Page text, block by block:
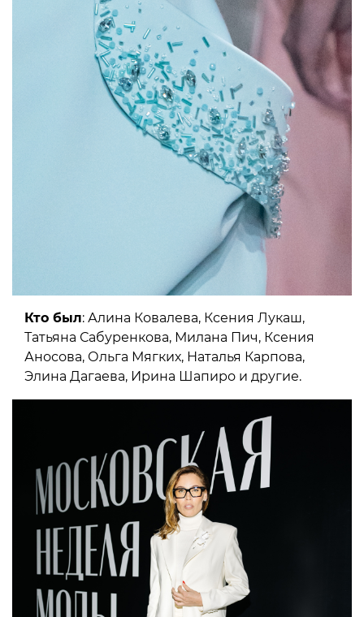
Кто был: Алина Ковалева, Ксения Лукаш,
Татьяна Сабуренкова, Милана Пич, Ксения
Аносова, Ольга Мягких, Наталья Карпова,
Элина Дагаева, Ирина Шапиро и другие.